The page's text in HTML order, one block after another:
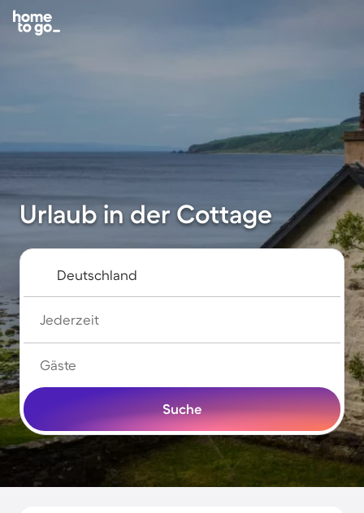
Urlaub in der Cottage
Jederzeit
Gäste
Suche